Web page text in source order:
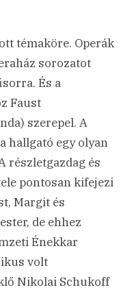
témaköre. Operák
sorozatot
És a
Faust
szerepel. A
hallgató egy olyan
részletgazdag és
pontosan kifejezi
Margit és
de ehhez
Énekkar
volt
Nikolai Schukoff